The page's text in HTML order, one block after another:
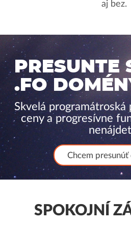
aj bez.
PRESUNTE
.FO
Skvelá programátroská
ceny a progresívne
Chcem
SPOKOJNÍ